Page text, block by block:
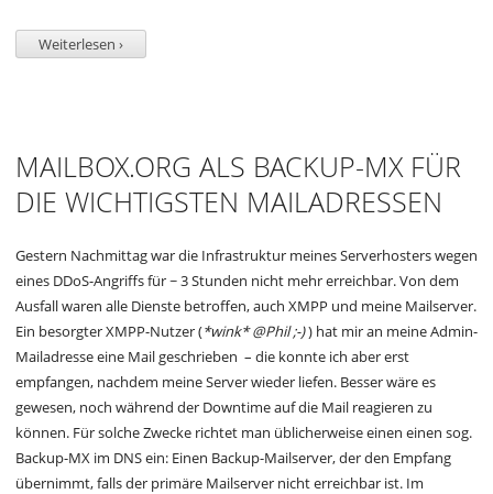
Weiterlesen ›
MAILBOX.ORG ALS BACKUP-MX FÜR
DIE WICHTIGSTEN MAILADRESSEN
Gestern Nachmittag war die Infrastruktur meines Serverhosters wegen
eines DDoS-Angriffs für ~ 3 Stunden nicht mehr erreichbar. Von dem
Ausfall waren alle Dienste betroffen, auch XMPP und meine Mailserver.
Ein besorgter XMPP-Nutzer (*wink* @Phil ;-)) hat mir an meine Admin-
Mailadresse eine Mail geschrieben – die konnte ich aber erst
empfangen, nachdem meine Server wieder liefen. Besser wäre es
gewesen, noch während der Downtime auf die Mail reagieren zu
können. Für solche Zwecke richtet man üblicherweise einen einen sog.
Backup-MX im DNS ein: Einen Backup-Mailserver, der den Empfang
übernimmt, falls der primäre Mailserver nicht erreichbar ist. Im